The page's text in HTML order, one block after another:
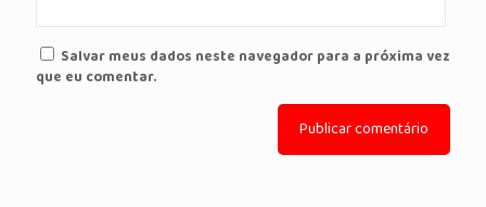
Salvar meus dados neste navegador para a próxima vez
que eu comentar.